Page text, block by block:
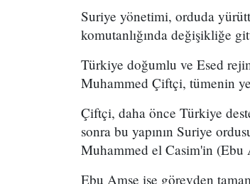
Suriye yönetimi, orduda
komutanlığında değişikliğe
Türkiye doğumlu ve Esed
Muhammed Çiftçi, tümenin
Çiftçi, daha önce Türkiye
sonra bu yapının Suriye
Muhammed el Casim'in (Ebu
Ebu Amşe ise görevden